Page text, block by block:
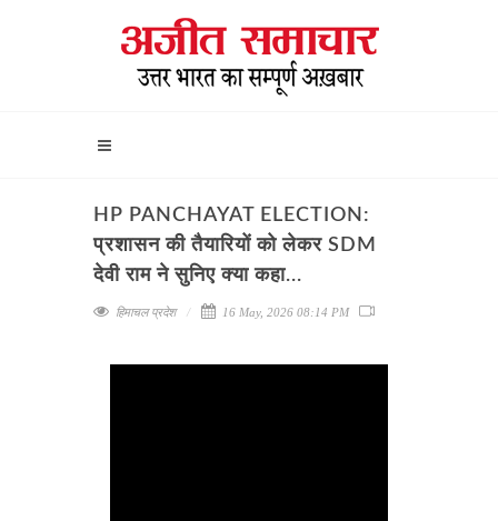
HP PANCHAYAT ELECTION:
प्रशासन की तैयारियों को लेकर SDM
देवी राम ने सुनिए क्या कहा...
हिमाचल प्रदेश 16 May, 2026 08:14 PM